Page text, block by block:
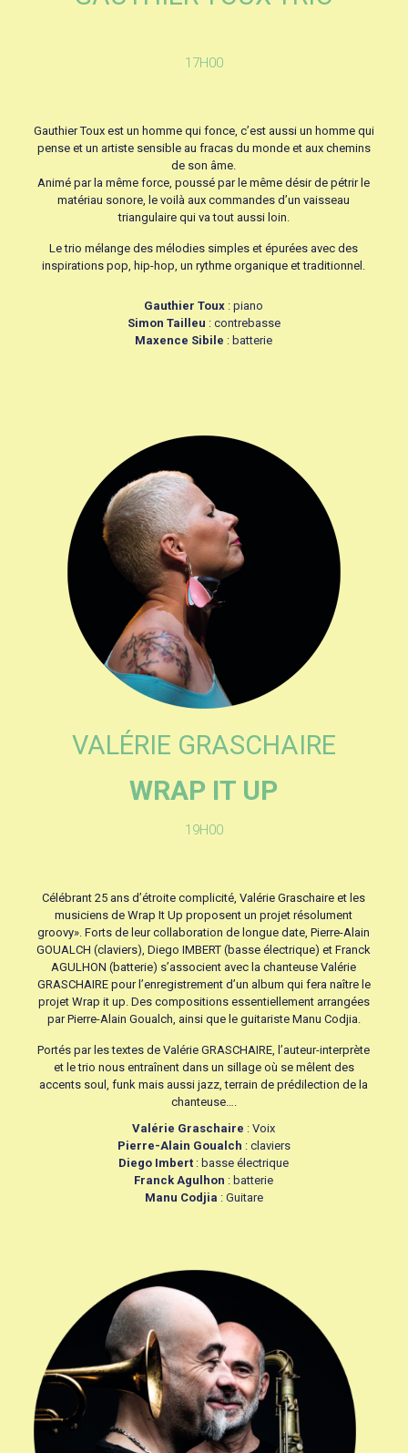
17H00
Gauthier Toux est un homme qui fonce, c’est aussi un homme qui
pense et un artiste sensible au fracas du monde et aux chemins
de son âme.
Animé par la même force, poussé par le même désir de pétrir le
matériau sonore, le voilà aux commandes d’un vaisseau
triangulaire qui va tout aussi loin.
Le trio mélange des mélodies simples et épurées avec des
inspirations pop, hip-hop, un rythme organique et traditionnel.
Gauthier Toux : piano
Simon Tailleu : contrebasse
Maxence Sibile : batterie
VALÉRIE GRASCHAIRE
WRAP IT UP
19H00
Célébrant 25 ans d’étroite complicité, Valérie Graschaire et les
musiciens de Wrap It Up proposent un projet résolument
groovy». Forts de leur collaboration de longue date, Pierre-Alain
GOUALCH (claviers), Diego IMBERT (basse électrique) et Franck
AGULHON (batterie) s’associent avec la chanteuse Valérie
GRASCHAIRE pour l’enregistrement d’un album qui fera naître le
projet Wrap it up. Des compositions essentiellement arrangées
par Pierre-Alain Goualch, ainsi que le guitariste Manu Codjia.
Portés par les textes de Valérie GRASCHAIRE, l’auteur-interprète
et le trio nous entraînent dans un sillage où se mêlent des
accents soul, funk mais aussi jazz, terrain de prédilection de la
chanteuse….
Valérie Graschaire : Voix
Pierre-Alain Goualch : claviers
Diego Imbert : basse électrique
Franck Agulhon : batterie
Manu Codjia : Guitare